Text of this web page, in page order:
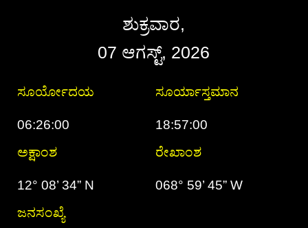
ಶುಕ್ರವಾರ,
07 ಆಗಸ್ಟ್, 2026
ಸೂರ್ಯೋದಯ ಸೂರ್ಯಾಸ್ತಮಾನ
06:26:00
18:57:00
ಅಕ್ಷಾಂಶ
ರೇಖಾಂಶ
12° 08’ 34” N
068° 59’ 45” W
ಜನಸಂಖ್ಯೆ